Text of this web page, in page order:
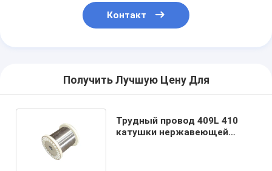
Контакт
Получить Лучшую Цену Для
Трудный провод 409L 410
катушки нержавеющей